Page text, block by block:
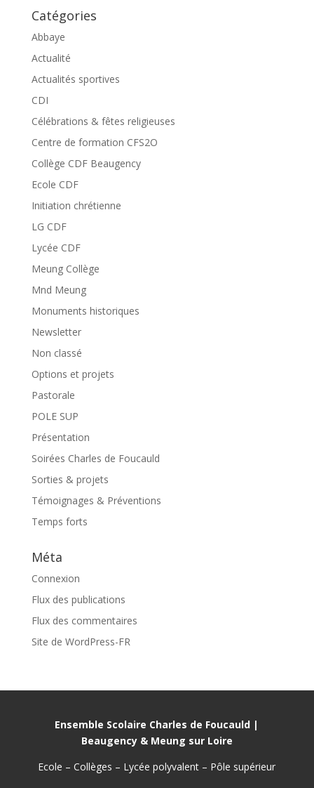
Catégories
Abbaye
Actualité
Actualités sportives
CDI
Célébrations & fêtes religieuses
Centre de formation CFS2O
Collège CDF Beaugency
Ecole CDF
Initiation chrétienne
LG CDF
Lycée CDF
Meung Collège
Mnd Meung
Monuments historiques
Newsletter
Non classé
Options et projets
Pastorale
POLE SUP
Présentation
Soirées Charles de Foucauld
Sorties & projets
Témoignages & Préventions
Temps forts
Méta
Connexion
Flux des publications
Flux des commentaires
Site de WordPress-FR
Ensemble Scolaire Charles de Foucauld |
Beaugency & Meung sur Loire
Ecole – Collèges – Lycée polyvalent – Pôle supérieur